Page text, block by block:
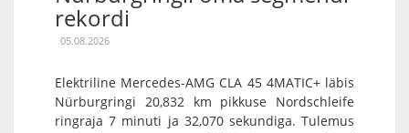
rekordi
05.08.2026
Elektriline Mercedes-AMG CLA 45 4MATIC+ läbis
Nürburgringi 20,832 km pikkuse Nordschleife
ringraja 7 minuti ja 32,070 sekundiga. Tulemus